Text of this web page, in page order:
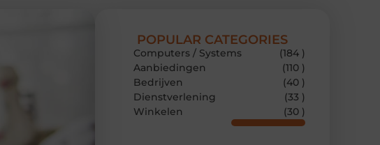
POPULAR CATEGORIES
Computers / Systems
(184 )
Aanbiedingen
(110 )
Bedrijven
(40 )
Dienstverlening
(33 )
Winkelen
(30 )